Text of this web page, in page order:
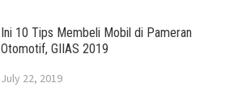
Ini 10 Tips Membeli Mobil di Pameran
Otomotif, GIIAS 2019
July 22, 2019